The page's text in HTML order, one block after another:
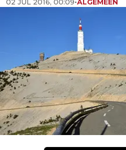
02 JUL 2016, 00:09•ALGEMEEN